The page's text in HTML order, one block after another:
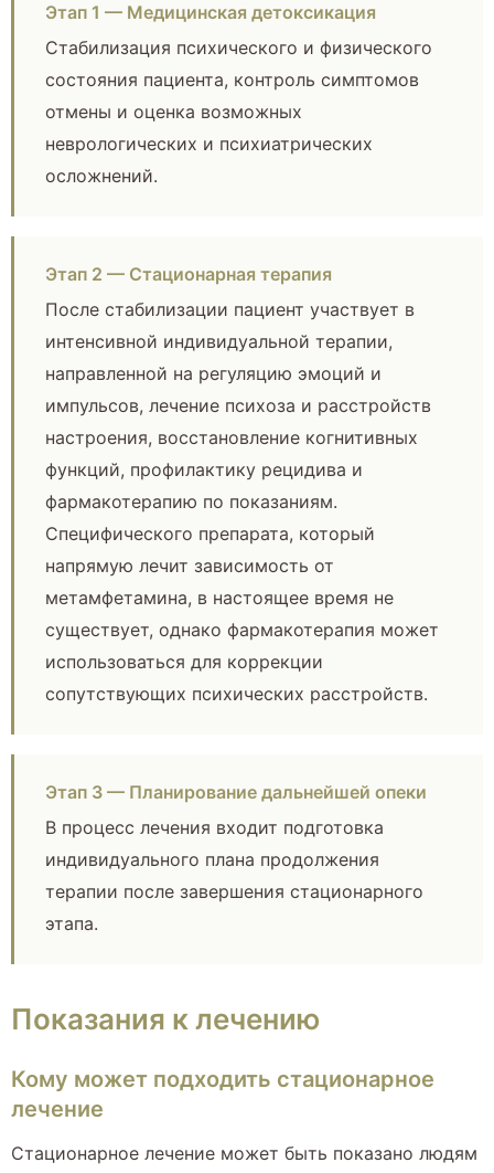
Этап 1 — Медицинская детоксикация
Стабилизация психического и физического
состояния пациента, контроль симптомов
отмены и оценка возможных
неврологических и психиатрических
осложнений.
Этап 2 — Стационарная терапия
После стабилизации пациент участвует в
интенсивной индивидуальной терапии,
направленной на регуляцию эмоций и
импульсов, лечение психоза и расстройств
настроения, восстановление когнитивных
функций, профилактику рецидива и
фармакотерапию по показаниям.
Специфического препарата, который
напрямую лечит зависимость от
метамфетамина, в настоящее время не
существует, однако фармакотерапия может
использоваться для коррекции
сопутствующих психических расстройств.
Этап 3 — Планирование дальнейшей опеки
В процесс лечения входит подготовка
индивидуального плана продолжения
терапии после завершения стационарного
этапа.
Показания к лечению
Кому может подходить стационарное
лечение
Стационарное лечение может быть показано людям